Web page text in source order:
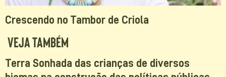
Crescendo no Tambor de Criola
Veja Também
Terra Sonhada das crianças de diversos